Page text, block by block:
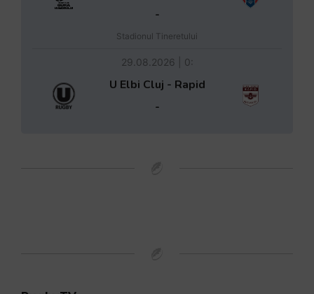
-
Stadionul Tineretului
29.08.2026 | 0:
U Elbi Cluj - Rapid
-